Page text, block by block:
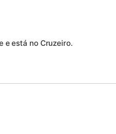
e está no Cruzeiro.